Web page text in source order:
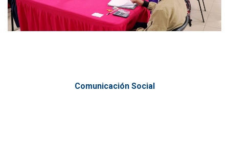
Comunicación Social